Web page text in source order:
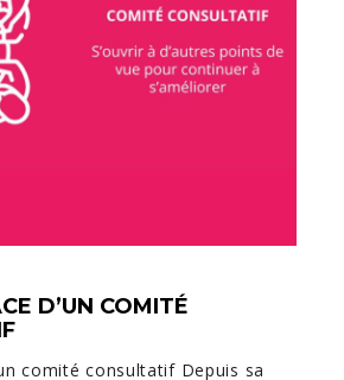
D’UN COMITÉ
comité consultatif Depuis sa